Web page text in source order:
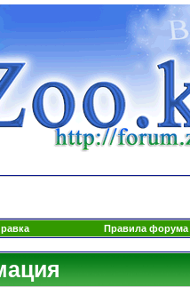
Правила форума